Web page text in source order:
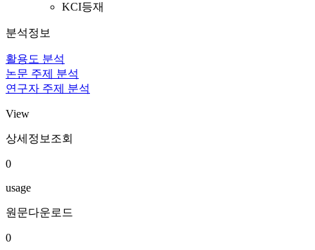
KCI등재
분석정보
활용도 분석
논문 주제 분석
연구자 주제 분석
View
상세정보조회
0
usage
원문다운로드
0